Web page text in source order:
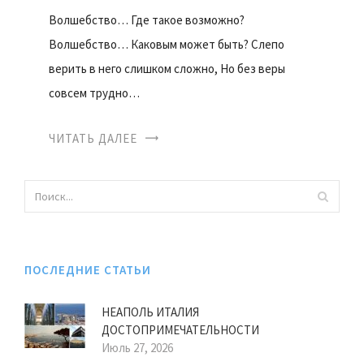
Волшебство… Где такое возможно?
Волшебство… Каковым может быть? Слепо
верить в него слишком сложно, Но без веры
совсем трудно…
ЧИТАТЬ ДАЛЕЕ
ПОСЛЕДНИЕ СТАТЬИ
НЕАПОЛЬ ИТАЛИЯ
ДОСТОПРИМЕЧАТЕЛЬНОСТИ
Июль 27, 2026